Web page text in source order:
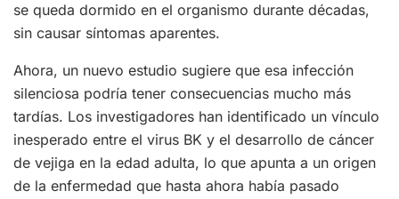
se queda dormido en el organismo durante décadas,
sin causar síntomas aparentes.
Ahora, un nuevo estudio sugiere que esa infección
silenciosa podría tener consecuencias mucho más
tardías. Los investigadores han identificado un vínculo
inesperado entre el virus BK y el desarrollo de cáncer
de vejiga en la edad adulta, lo que apunta a un origen
de la enfermedad que hasta ahora había pasado